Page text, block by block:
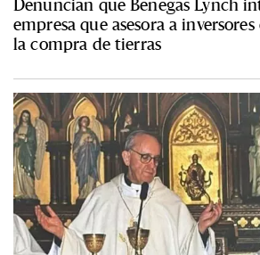
Denuncian que Benegas Lynch
empresa que asesora a
la compra de tierras